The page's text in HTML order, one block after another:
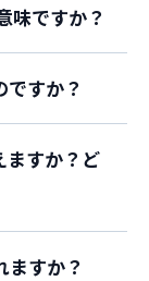
味ですか？
すか？
ますか？ど
ますか？